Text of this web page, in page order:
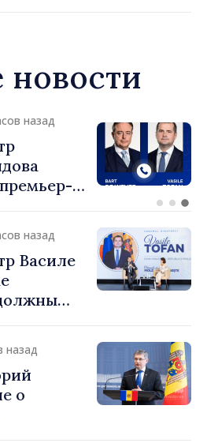
новости
назад
назад
Василе
что
назад
о